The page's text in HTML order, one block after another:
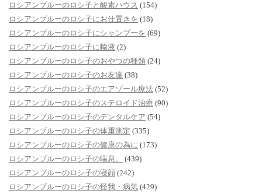
ロシアンブルーのロシ子と酸素ハウス (154)
ロシアンブルーのロシ子にお仕置きを (18)
ロシアンブルーのロシ子にシャンプーを (69)
ロシアンブルーのロシ子に輸液 (2)
ロシアンブルーのロシ子のおやつの種類 (24)
ロシアンブルーのロシ子のお友達 (38)
ロシアンブルーのロシ子のエアゾール療法 (52)
ロシアンブルーのロシ子のステロイド治療 (90)
ロシアンブルーのロシ子のデンタルケア (54)
ロシアンブルーのロシ子の体重測定 (335)
ロシアンブルーのロシ子の健康の為に (173)
ロシアンブルーのロシ子の喘息。
(439)
ロシアンブルーのロシ子の寝顔 (242)
ロシアンブルーのロシ子の怪我・病気 (429)